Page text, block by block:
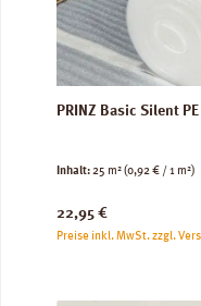
PRINZ Basic Silent
Inhalt:25 m²(0,92 € / 1 m²)
Regulärer Preis:
22,95 €
Preise inkl. MwSt. zzgl.